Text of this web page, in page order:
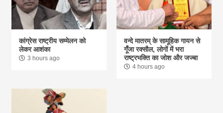
कांग्रेस राष्ट्रीय सम्मेलन को
लेकर आशंका
3 hours ago
वन्दे मातरम् के सामूहिक गायन से
गूंँजा रक्सौल, लोगों में भरा
राष्ट्रभक्ति का जोश और जज्बा
4 hours ago